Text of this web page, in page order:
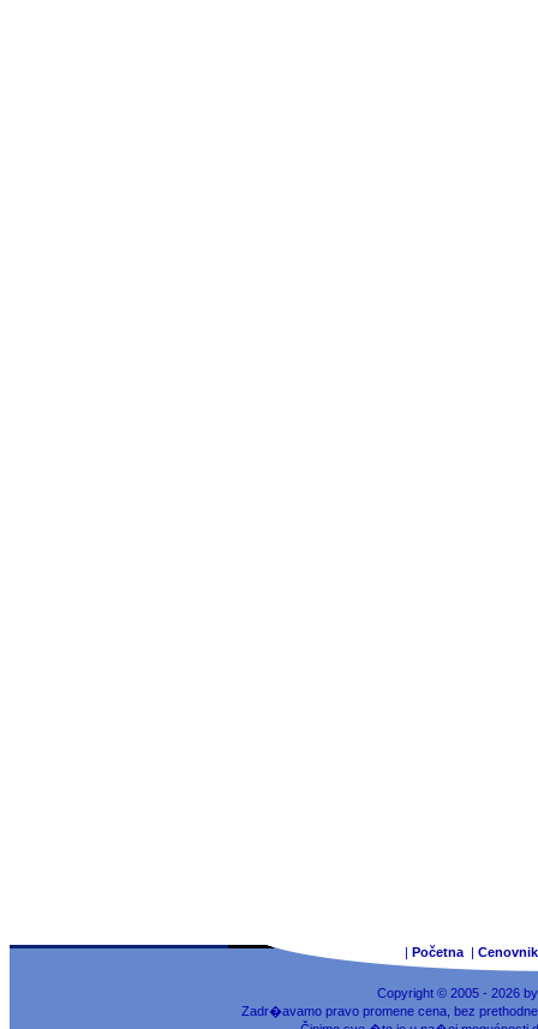
| Početna| Cenovnik
Copyright © 2005 - 2026
Zadr�avamo pravo promene cena, bez